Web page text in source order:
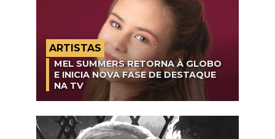
ARTISTAS
MEL SUMMERS RETORNA À GLOBO
E INICIA NOVA FASE DE DESTAQUE
NA TV